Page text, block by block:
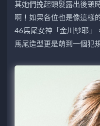
其她們挽起頭髮露出後頸
啊！如果各位也是像這樣
46馬尾女神「金川紗耶」
馬尾造型更是萌到一個犯